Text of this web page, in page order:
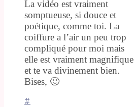
La vidéo est vraiment
somptueuse, si douce et
poétique, comme toi. La
coiffure a l’air un peu trop
compliqué pour moi mais
elle est vraiment magnifique
et te va divinement bien.
Bises, 🙂
#